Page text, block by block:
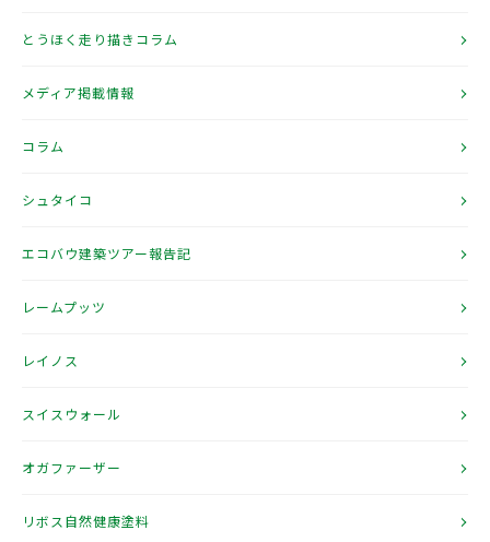
とうほく走り描きコラム
メディア掲載情報
コラム
シュタイコ
エコバウ建築ツアー報告記
レームプッツ
レイノス
スイスウォール
オガファーザー
リボス自然健康塗料